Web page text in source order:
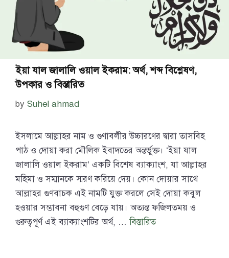
ইয়া যাল জালালি ওয়াল ইকরাম: অর্থ, শব্দ বিশ্লেষণ,
উপকার ও বিস্তারিত
by Suhel ahmad
ইসলামে আল্লাহর নাম ও গুণাবলীর উচ্চারণের দ্বারা তাসবিহ
পাঠ ও দোয়া করা মৌলিক ইবাদতের অন্তর্ভুক্ত। ‘ইয়া যাল
জালালি ওয়াল ইকরাম’ একটি বিশেষ ব্যাক্যাংশ, যা আল্লাহর
মহিমা ও সম্মানকে স্মরণ করিয়ে দেয়। কোন দোয়ার সাথে
আল্লাহর গুণবাচক এই নামটি যুক্ত করলে সেই দোয়া কবুল
হওয়ার সম্ভাবনা বহুগুণ বেড়ে যায়। অত্যন্ত ফজিলতময় ও
গুরুত্বপূর্ণ এই ব্যাক্যাংশটির অর্থ, …বিস্তারিত